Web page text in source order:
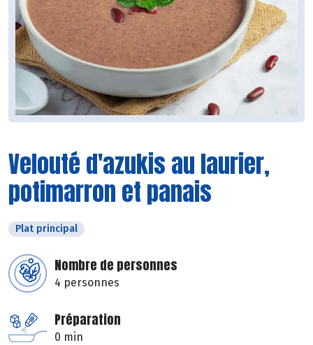
Velouté d'azukis au laurier,
potimarron et panais
Plat principal
Nombre de personnes
4 personnes
Préparation
0 min